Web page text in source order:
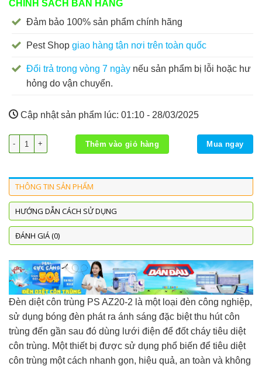
CHÍNH SÁCH BÁN HÀNG
Đảm bảo 100% sản phẩm chính hãng
Pest Shop giao hàng tận nơi trên toàn quốc
Đổi trả trong vòng 7 ngày nếu sản phẩm bị lỗi hoặc hư
hỏng do vận chuyển.
Cập nhật sản phẩm lúc: 01:10 - 28/03/2025
Đèn diệt côn trùng PS AZ20-2 số lượng
Thêm vào giỏ hàng Mua ngay
THÔNG TIN SẢN PHẨM
HƯỚNG DẪN CÁCH SỬ DỤNG
ĐÁNH GIÁ (0)
Đèn diệt côn trùng PS AZ20-2 là một loại đèn công nghiệp,
sử dụng bóng đèn phát ra ánh sáng đặc biệt thu hút côn
trùng đến gần sau đó dùng lưới điện để đốt cháy tiêu diệt
côn trùng. Một thiết bị được sử dụng phổ biến để tiêu diệt
côn trùng một cách nhanh gọn, hiệu quả, an toàn và không